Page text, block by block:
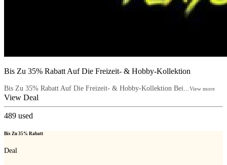
Bis Zu 35% Rabatt Auf Die Freizeit- & Hobby-Kollektion
Bis Zu 35% Rabatt Auf Die Freizeit- & Hobby-Kollektion Bei... View more
View Deal
489 used
Bis Zu 35% Rabatt
Deal